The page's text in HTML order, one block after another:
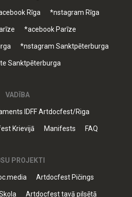
Rīga *nstagram Rīga
*acebook Parīze
*nstagram Sanktpēterburga
Sanktpēterburga
VADĪBA
IDFF Artdocfest/Riga
Krievijā Manifests FAQ
PROJEKTI
Artdocfest Pičings
Artdocfest tavā pilsētā